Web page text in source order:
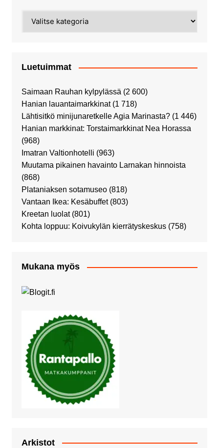
Luetuimmat
Saimaan Rauhan kylpylässä (2 600)
Hanian lauantaimarkkinat (1 718)
Lähtisitkö minijunaretkelle Agia Marinasta? (1 446)
Hanian markkinat: Torstaimarkkinat Nea Horassa
(968)
Imatran Valtionhotelli (963)
Muutama pikainen havainto Larnakan hinnoista
(868)
Plataniaksen sotamuseo (818)
Vantaan Ikea: Kesäbuffet (803)
Kreetan luolat (801)
Kohta loppuu: Koivukylän kierrätyskeskus (758)
Mukana myös
Arkistot